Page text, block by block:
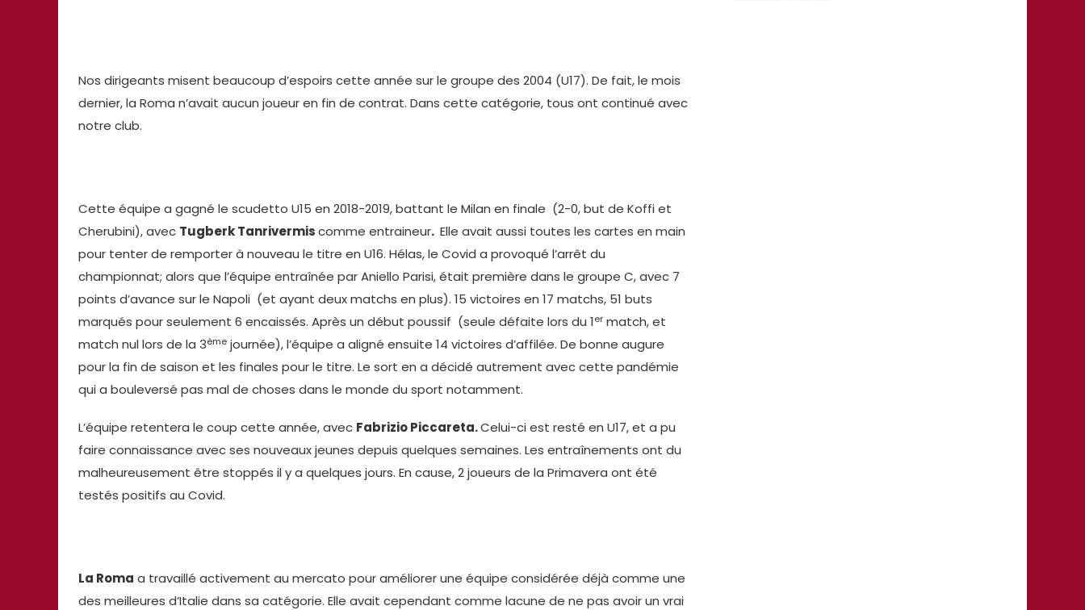
Nos dirigeants misent beaucoup d’espoirs cette année sur le groupe des 2004 (U17). De fait, le mois
dernier, la Roma n’avait aucun joueur en fin de contrat. Dans cette catégorie, tous ont continué avec
notre club.
Cette équipe a gagné le scudetto U15 en 2018-2019, battant le Milan en finale (2-0, but de Koffi et
Cherubini), avec Tugberk Tanrivermiscomme entraineur. Elle avait aussi toutes les cartes en main
pour tenter de remporter à nouveau le titre en U16. Hélas, le Covid a provoqué l’arrêt du
championnat; alors que l’équipe entraînée par Aniello Parisi, était première dans le groupe C, avec 7
points d’avance sur le Napoli (et ayant deux matchs en plus). 15 victoires en 17 matchs, 51 buts
marqués pour seulement 6 encaissés. Après un début poussif (seule défaite lors du 1er match, et
match nul lors de la 3ème journée), l’équipe a aligné ensuite 14 victoires d’affilée. De bonne augure
pour la fin de saison et les finales pour le titre. Le sort en a décidé autrement avec cette pandémie
qui a bouleversé pas mal de choses dans le monde du sport notamment.
L’équipe retentera le coup cette année, avec Fabrizio Piccareta.Celui-ci est resté en U17, et a pu
faire connaissance avec ses nouveaux jeunes depuis quelques semaines. Les entraînements ont du
malheureusement être stoppés il y a quelques jours. En cause, 2 joueurs de la Primavera ont été
testés positifs au Covid.
La Roma a travaillé activement au mercato pour améliorer une équipe considérée déjà comme une
des meilleures d’Italie dans sa catégorie. Elle avait cependant comme lacune de ne pas avoir un vrai